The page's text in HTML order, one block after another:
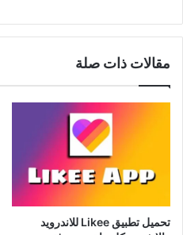
مقالات ذات صلة
تحميل تطبيق Likee للاندرويد